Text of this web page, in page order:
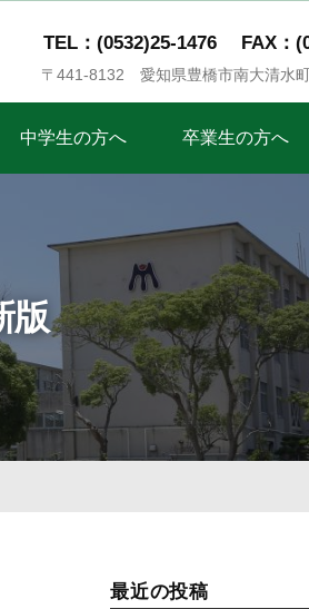
TEL：(0532)25-1476 FAX：
〒441-8132 愛知県豊橋市南大清水
中学生の方へ 卒業生の方へ
版
最近の投稿